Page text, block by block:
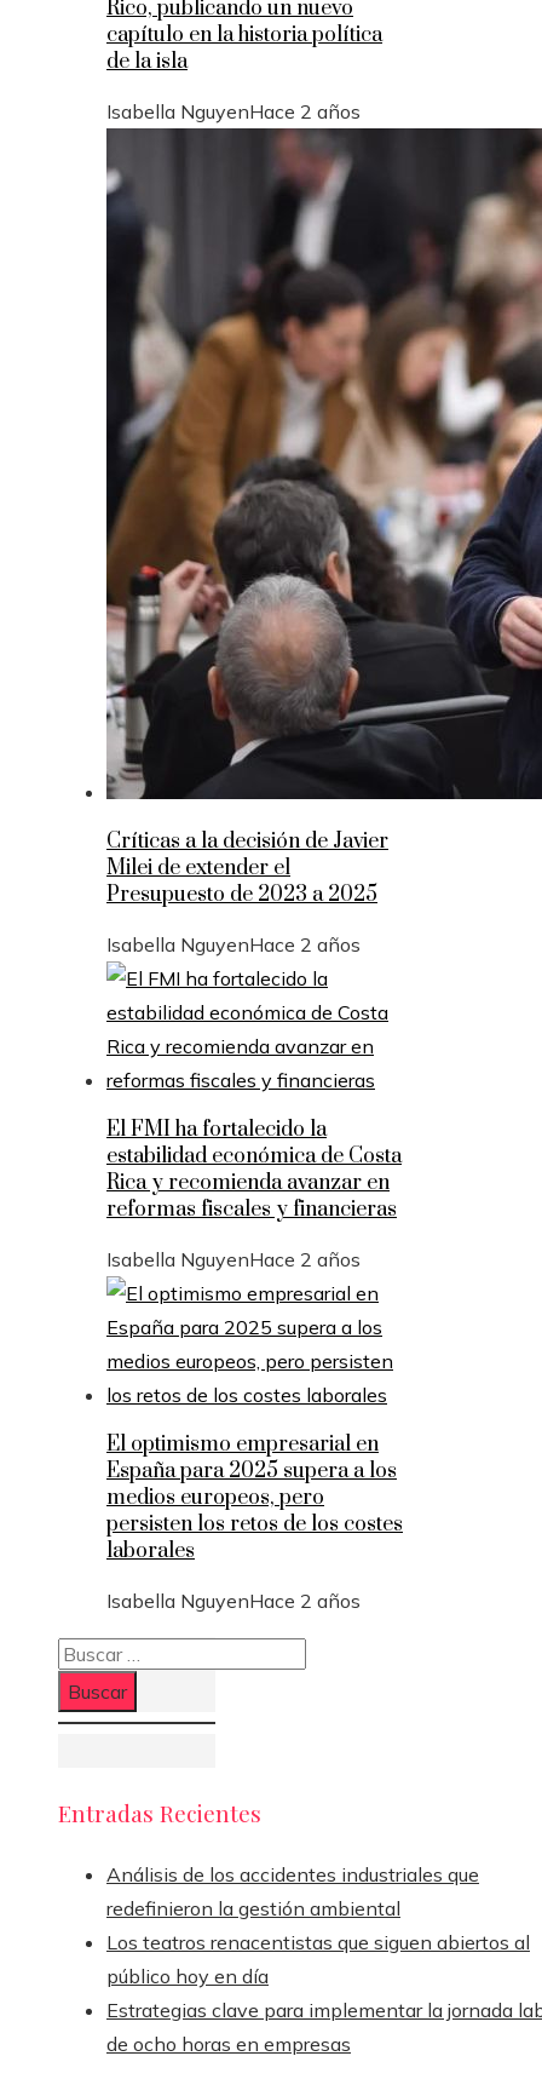
Rico, publicando un nuevo
capítulo en la historia política
de la isla
Isabella NguyenHace 2 años
Críticas a la decisión de Javier
Milei de extender el
Presupuesto de 2023 a 2025
Isabella NguyenHace 2 años
El FMI ha fortalecido la
estabilidad económica de Costa
Rica y recomienda avanzar en
reformas fiscales y financieras
Isabella NguyenHace 2 años
El optimismo empresarial en
España para 2025 supera a los
medios europeos, pero
persisten los retos de los costes
laborales
Isabella NguyenHace 2 años
Buscar:
Entradas Recientes
Análisis de los accidentes industriales que
redefinieron la gestión ambiental
Los teatros renacentistas que siguen abiertos al
público hoy en día
Estrategias clave para implementar la jornada
de ocho horas en empresas